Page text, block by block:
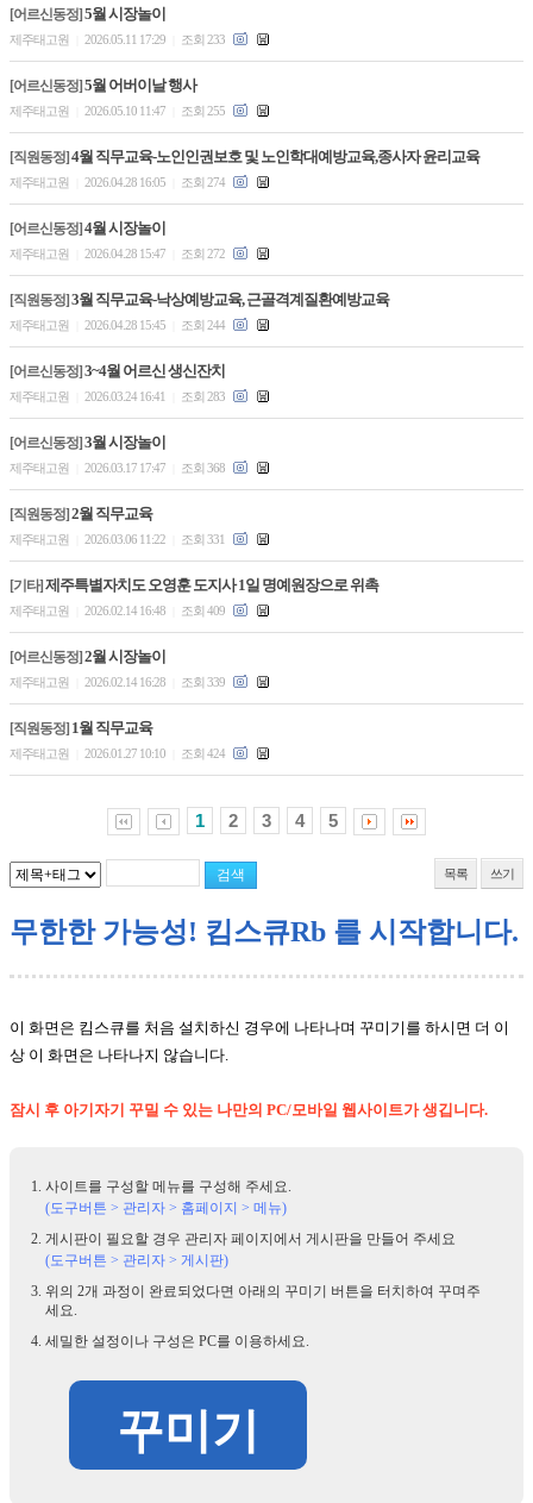
[어르신동정] 5월 시장놀이
제주태고원 2026.05.11 17:29 조회 233
[어르신동정] 5월 어버이날 행사
제주태고원 2026.05.10 11:47 조회 255
[직원동정] 4월 직무교육-노인인권보호 및 노인학대예방교육,종사자 윤리교육
제주태고원 2026.04.28 16:05 조회 274
[어르신동정] 4월 시장놀이
제주태고원 2026.04.28 15:47 조회 272
[직원동정] 3월 직무교육-낙상예방교육, 근골격계질환예방교육
제주태고원 2026.04.28 15:45 조회 244
[어르신동정] 3~4월 어르신 생신잔치
제주태고원 2026.03.24 16:41 조회 283
[어르신동정] 3월 시장놀이
제주태고원 2026.03.17 17:47 조회 368
[직원동정] 2월 직무교육
제주태고원 2026.03.06 11:22 조회 331
[기타] 제주특별자치도 오영훈 도지사 1일 명예원장으로 위촉
제주태고원 2026.02.14 16:48 조회 409
[어르신동정] 2월 시장놀이
제주태고원 2026.02.14 16:28 조회 339
[직원동정] 1월 직무교육
제주태고원 2026.01.27 10:10 조회 424
1 2 3 4 5
목록 쓰기
무한한 가능성! 킴스큐Rb 를 시작합니다.
이 화면은 킴스큐를 처음 설치하신 경우에 나타나며 꾸미기를 하시면 더 이
상 이 화면은 나타나지 않습니다.
잠시 후 아기자기 꾸밀 수 있는 나만의 PC/모바일 웹사이트가 생깁니다.
사이트를 구성할 메뉴를 구성해 주세요.
(도구버튼 > 관리자 > 홈페이지 > 메뉴)
게시판이 필요할 경우 관리자 페이지에서 게시판을 만들어 주세요
(도구버튼 > 관리자 > 게시판)
위의 2개 과정이 완료되었다면 아래의 꾸미기 버튼을 터치하여 꾸며주
세요.
세밀한 설정이나 구성은 PC를 이용하세요.
꾸미기